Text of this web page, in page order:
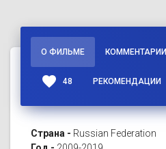
О ФИЛЬМЕ КОММЕНТАРИИ
favorite 48 РЕКОМЕНДАЦИИ
Страна - Russian Federation